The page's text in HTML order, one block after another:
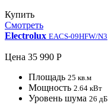
Купить
Смотреть
Electrolux EACS-09HFW/N3
Цена 35 990 Р
Площадь 25 кв.м
Мощность 2.64 кВт
Уровень шума 26 дБ